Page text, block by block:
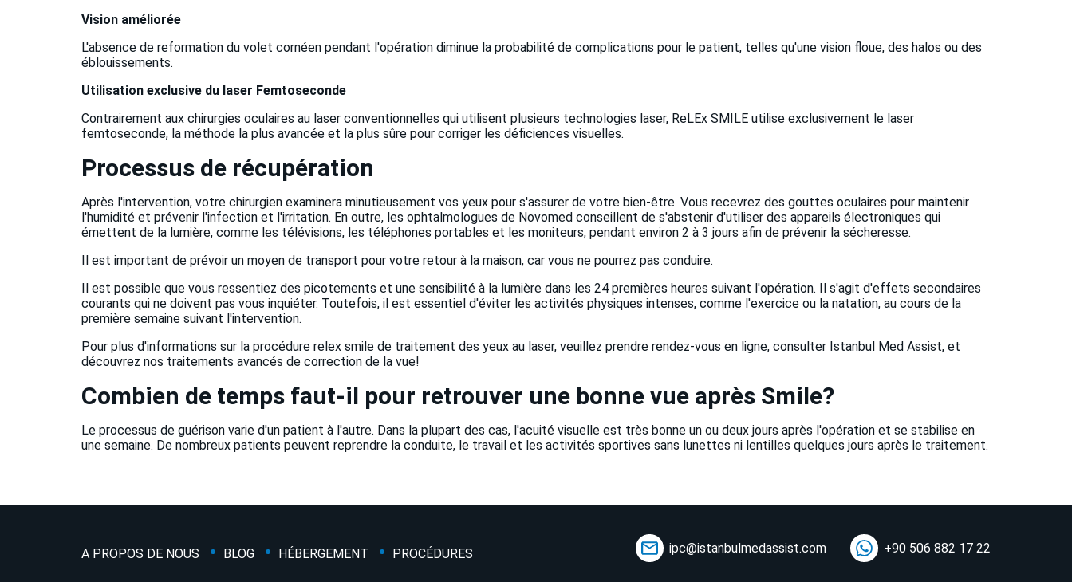
Vision améliorée
L'absence de reformation du volet cornéen pendant l'opération diminue la probabilité de complications pour le patient, telles qu'une vision floue, des halos ou des
éblouissements.
Utilisation exclusive du laser Femtoseconde
Contrairement aux chirurgies oculaires au laser conventionnelles qui utilisent plusieurs technologies laser, ReLEx SMILE utilise exclusivement le laser
femtoseconde, la méthode la plus avancée et la plus sûre pour corriger les déficiences visuelles.
Processus de récupération
Après l'intervention, votre chirurgien examinera minutieusement vos yeux pour s'assurer de votre bien-être. Vous recevrez des gouttes oculaires pour maintenir
l'humidité et prévenir l'infection et l'irritation. En outre, les ophtalmologues de Novomed conseillent de s'abstenir d'utiliser des appareils électroniques qui
émettent de la lumière, comme les télévisions, les téléphones portables et les moniteurs, pendant environ 2 à 3 jours afin de prévenir la sécheresse.
Il est important de prévoir un moyen de transport pour votre retour à la maison, car vous ne pourrez pas conduire.
Il est possible que vous ressentiez des picotements et une sensibilité à la lumière dans les 24 premières heures suivant l'opération. Il s'agit d'effets secondaires
courants qui ne doivent pas vous inquiéter. Toutefois, il est essentiel d'éviter les activités physiques intenses, comme l'exercice ou la natation, au cours de la
première semaine suivant l'intervention.
Pour plus d'informations sur la procédure relex smile de traitement des yeux au laser, veuillez prendre rendez-vous en ligne, consulter Istanbul Med Assist, et
découvrez nos traitements avancés de correction de la vue!
Combien de temps faut-il pour retrouver une bonne vue après Smile?
Le processus de guérison varie d'un patient à l'autre. Dans la plupart des cas, l'acuité visuelle est très bonne un ou deux jours après l'opération et se stabilise en
une semaine. De nombreux patients peuvent reprendre la conduite, le travail et les activités sportives sans lunettes ni lentilles quelques jours après le traitement.
A PROPOS DE NOUS BLOG HÉBERGEMENT PROCÉDURES +90 506 882 17 22
ipc@istanbulmedassist.com